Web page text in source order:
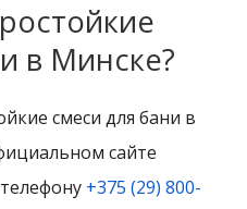
в Минске?
смеси для бани в
сайте
+375 (29) 800-